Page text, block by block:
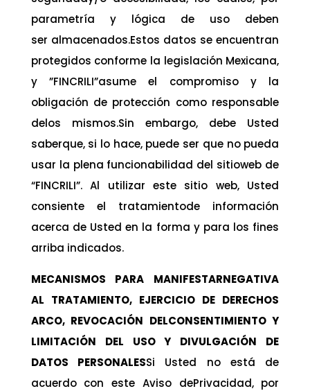
parametría y lógica de uso deben
ser almacenados.Estos datos se encuentran
protegidos conforme la legislación Mexicana,
y ”FINCRILI”asume el compromiso y la
obligación de protección como responsable
delos mismos.Sin embargo, debe Usted
saberque, si lo hace, puede ser que no pueda
usar la plena funcionabilidad del sitioweb de
“FINCRILI”. Al utilizar este sitio web, Usted
consiente el tratamientode información
acerca de Usted en la forma y para los fines
arriba indicados.
MECANISMOS PARA MANIFESTARNEGATIVA
AL TRATAMIENTO, EJERCICIO DE DERECHOS
ARCO, REVOCACIÓN DELCONSENTIMIENTO Y
LIMITACIÓN DEL USO Y DIVULGACIÓN DE
DATOS PERSONALESSi Usted no está de
acuerdo con este Aviso dePrivacidad, por